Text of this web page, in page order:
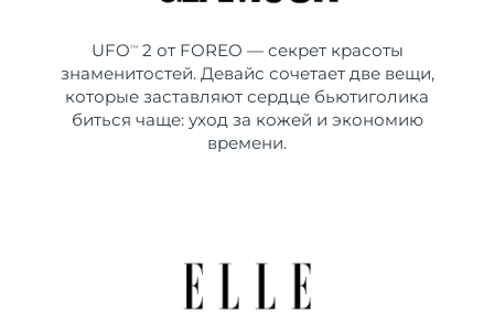
UFO TM2 от FOREO — секрет красоты
знаменитостей. Девайс сочетает две вещи,
которые заставляют сердце бьютиголика
биться чаще: уход за кожей и экономию
времени.